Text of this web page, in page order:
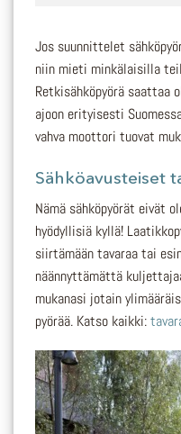
Jos suunnittelet
niin mieti minkälaisilla
Retkisähköpyörä saattaa
ajoon erityisesti
vahva moottori tuovat
Sähköavusteiset
Nämä sähköpyörät eivät
hyödyllisiä kyllä!
siirtämään tavaraa tai
näännyttämättä
mukanasi jotain
pyörää. Katso kaikki: